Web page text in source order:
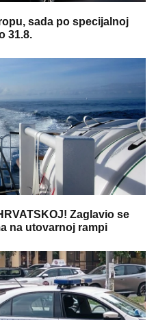
sada po specijalnoj
31.8.
Zaglavio se
na utovarnoj rampi